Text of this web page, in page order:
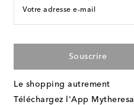
Votre adresse e-mail
Souscrire
Le shopping autrement
Téléchargez l'App Mytheresa